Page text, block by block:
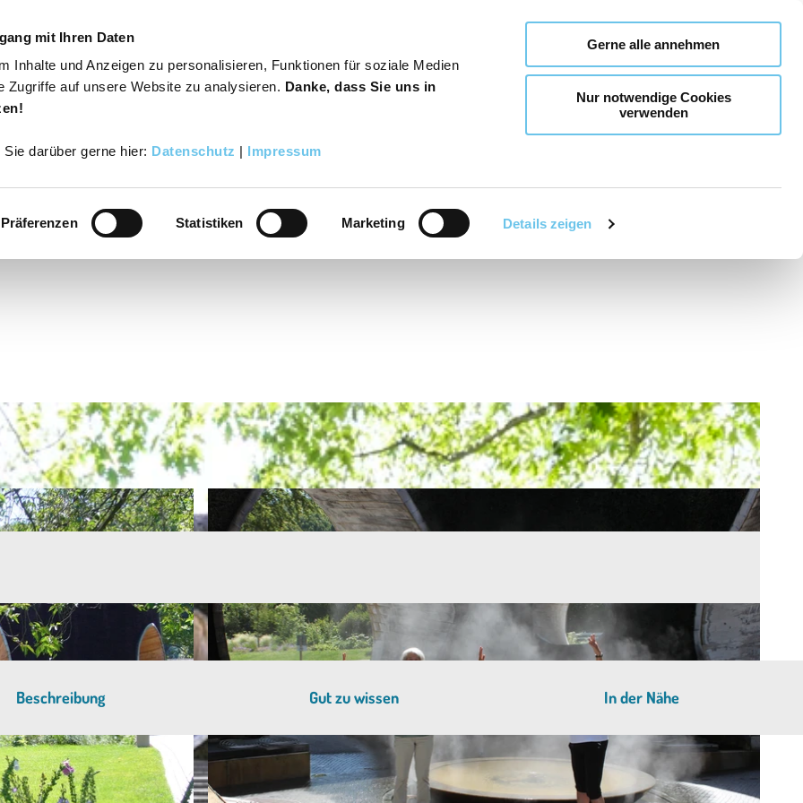
mit Ihren Daten
Inhalte und Anzeigen zu personalisieren, Funktionen für soziale Medien
Zugriffe auf unsere Website zu analysieren. Danke, dass Sie uns in
darüber gerne hier: Datenschutz | Impressum
Präferenzen Statistiken Marketing Details zeigen
Gerne alle annehmen
Nur notwendige Cookies
verwenden
Varusregion Suche Buchen
Beschreibung Gut zu wissen In der Nähe